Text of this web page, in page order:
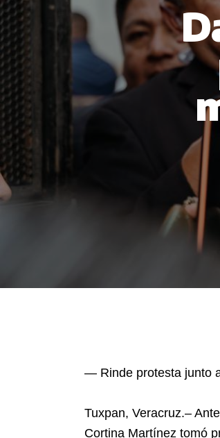
— Rinde protesta junto
Tuxpan, Veracruz.–
Cortina Martínez tomó